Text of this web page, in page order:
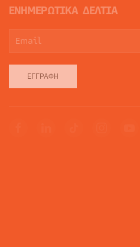
ΕΝΗΜΕΡΩΤΙΚΑ ΔΕΛΤΙΑ
ΕΓΓΡΑΦΉ